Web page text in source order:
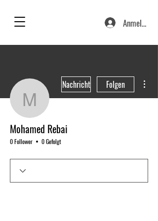
Anmelden
Mohamed Rebai
Nachricht Folgen
Mohamed Rebai
0 Follower 0 Gefolgt